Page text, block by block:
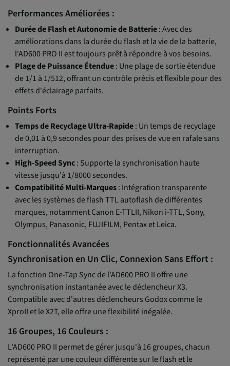
Performances Améliorées :
Durée de Flash et Autonomie de Batterie: Avec des
améliorations dans la durée du flash et la vie de la batterie,
l'AD600 PRO II est toujours prêt à répondre à vos besoins.
Plage de Puissance Étendue: Une plage de sortie étendue
de 1/1 à 1/512, offrant un contrôle précis et flexible pour des
effets d'éclairage parfaits.
Points Forts
Temps de Recyclage Ultra-Rapide: Un temps de recyclage
de 0,01 à 0,9 secondes pour des prises de vue en rafale sans
interruption.
High-Speed Sync: Supporte la synchronisation haute
vitesse jusqu'à 1/8000 secondes.
Compatibilité Multi-Marques: Intégration transparente
avec les systèmes de flash TTL autoflash de différentes
marques, notamment Canon E-TTLII, Nikon i-TTL, Sony,
Olympus, Panasonic, FUJIFILM, Pentax et Leica.
Fonctionnalités Avancées
Synchronisation en Un Clic, Connexion Sans Effort :
La fonction One-Tap Sync de l'AD600 PRO II offre une
synchronisation instantanée avec le déclencheur X3.
Compatible avec d'autres déclencheurs Godox comme le
XproII et le X2T, elle offre une flexibilité inégalée.
16 Groupes, 16 Couleurs :
L'AD600 PRO II permet de gérer jusqu'à 16 groupes, chacun
représenté par une couleur différente sur le flash et le